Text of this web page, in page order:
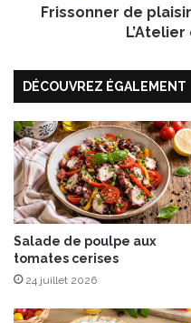
p
a
i
s
i
r
p
o
u
r
“
a
Frissonner de
DÉCOUVREZ ÉGALEMENT
Salade de poulpe aux
tomates cerises
24 juillet 2026